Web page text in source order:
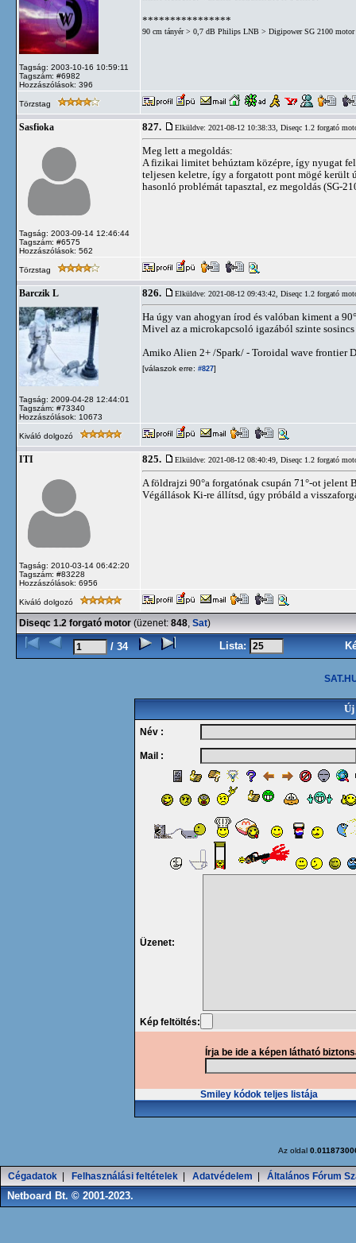
Tagság: 2003-10-16 10:59:11
Tagszám: #6982
Hozzászólások: 396
****************
90 cm tányér > 0,7 dB Philips LNB > Digipower SG 2100
Törzstag
Sasfioka
Tagság: 2003-09-14 12:46:44
Tagszám: #6575
Hozzászólások: 562
827. Elküldve: 2021-08-12 10:38:33, Diseqc 1.2 forgató
Meg lett a megoldás:
A fizikai limitet behúztam középre, így nyugat
teljesen keletre, így a forgatott pont mögé került
hasonló problémát tapasztal, ez megoldás (SG-
Törzstag
Barczik L
Tagság: 2009-04-28 12:44:01
Tagszám: #73340
Hozzászólások: 10673
826. Elküldve: 2021-08-12 09:43:42, Diseqc 1.2 forgató
Ha úgy van ahogyan írod és valóban kiment a
Mivel az a microkapcsoló igazából szinte
Amiko Alien 2+ /Spark/ - Toroidal wave frontier
[válaszok erre: #827]
Kiváló dolgozó
ITI
Tagság: 2010-03-14 06:42:20
Tagszám: #83228
Hozzászólások: 6956
825. Elküldve: 2021-08-12 08:40:49, Diseqc 1.2 forgató
A földrajzi 90°a forgatónak csupán 71°-ot jelent
Végállások Ki-re állítsd, úgy próbáld a
Kiváló dolgozó
Diseqc 1.2 forgató motor (üzenet: 848, Sat)
/ 34 Lista:
Új
Név :
Mail :
Üzenet:
Kép feltöltés:
Írja be ide a képen látható
Smiley kódok teljes listája
Az oldal
Cégadatok Felhasználási feltételek Adatvédelem Általános Fórum
Netboard Bt. © 2001-2023.